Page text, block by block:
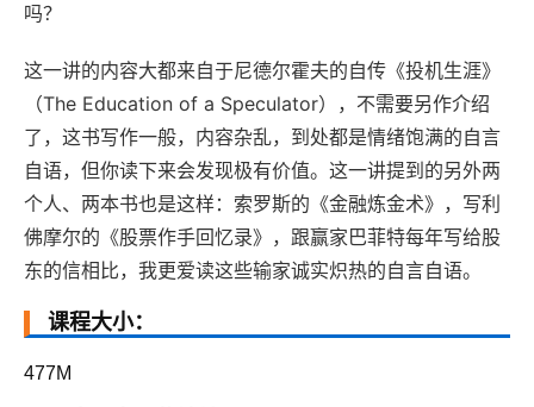
吗？
这一讲的内容大都来自于尼德尔霍夫的自传《投机生涯》
（The Education of a Speculator），不需要另作介绍
了，这书写作一般，内容杂乱，到处都是情绪饱满的自言
自语，但你读下来会发现极有价值。这一讲提到的另外两
个人、两本书也是这样：索罗斯的《金融炼金术》，写利
佛摩尔的《股票作手回忆录》，跟赢家巴菲特每年写给股
东的信相比，我更爱读这些输家诚实炽热的自言自语。
课程大小：
477M